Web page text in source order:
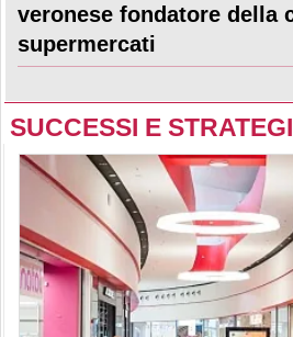
veronese fondatore della
supermercati
SUCCESSI E